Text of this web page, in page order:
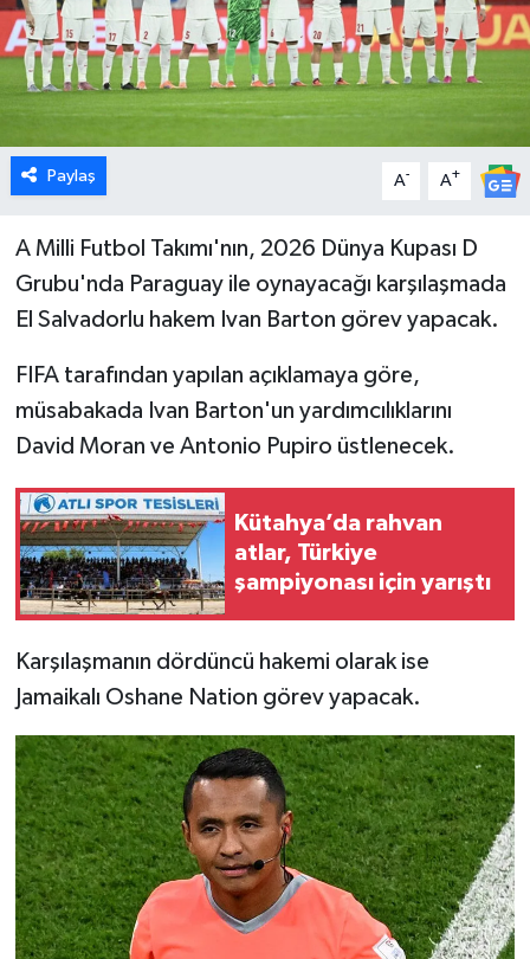
Paylaş A- A+
A Milli Futbol Takımı'nın, 2026 Dünya Kupası D
Grubu'nda Paraguay ile oynayacağı karşılaşmada
El Salvadorlu hakem Ivan Barton görev yapacak.
FIFA tarafından yapılan açıklamaya göre,
müsabakada Ivan Barton'un yardımcılıklarını
David Moran ve Antonio Pupiro üstlenecek.
Kütahya’da rahvan
atlar, Türkiye
şampiyonası için yarıştı
Karşılaşmanın dördüncü hakemi olarak ise
Jamaikalı Oshane Nation görev yapacak.
Emet
Foto Galeri
Gediz
Genel
Gündem
Hisarcık
İlçeler
Köşe Yazıları
Kültür Sanat
Kütahya
Magazin
Otomobil
Pazarlar
Politika
Resmi İlan
Rüya Tabirleri